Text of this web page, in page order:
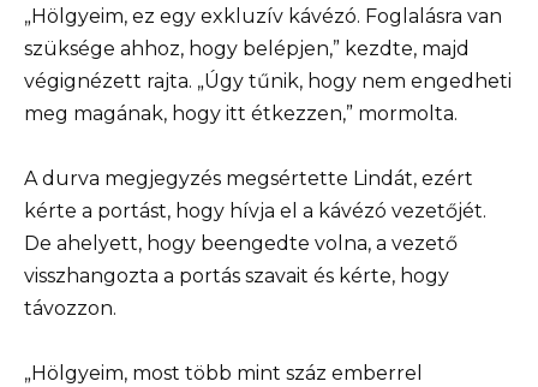
„Hölgyeim, ez egy exkluzív kávézó. Foglalásra van
szüksége ahhoz, hogy belépjen,” kezdte, majd
végignézett rajta. „Úgy tűnik, hogy nem engedheti
meg magának, hogy itt étkezzen,” mormolta.
A durva megjegyzés megsértette Lindát, ezért
kérte a portást, hogy hívja el a kávézó vezetőjét.
De ahelyett, hogy beengedte volna, a vezető
visszhangozta a portás szavait és kérte, hogy
távozzon.
„Hölgyeim, most több mint száz emberrel